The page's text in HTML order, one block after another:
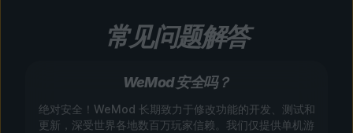
常见问题解答
WeMod 安全吗？
绝对安全！WeMod 长期致力于修改功能的开发、测试和
更新，深受世界各地数百万玩家信赖。我们仅提供单机游